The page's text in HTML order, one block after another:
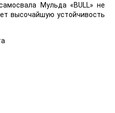
Мульда «BULL» не
высочайшую устойчивость